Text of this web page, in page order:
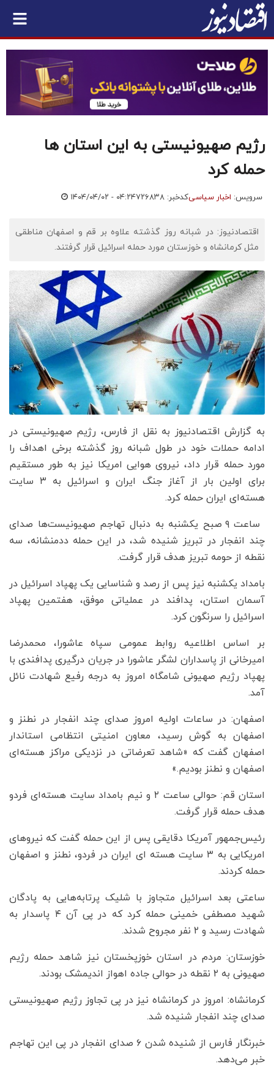
رژیم صهیونیستی به این استان ها
حمله کرد
سرویس: اخبار سیاسیکدخبر: ۷۲۶۸۳۸ ۱۴۰۴/۰۴/۰۲ - ۰۴:۲۴
اقتصادنیوز: در شبانه روز گذشته علاوه بر قم و اصفهان مناطقی
مثل کرمانشاه و خوزستان مورد حمله اسرائیل قرار گرفتند.
به گزارش اقتصادنیوز به نقل از فارس، رژیم صهیونیستی در
ادامه حملات خود در طول شبانه روز گذشته برخی اهداف را
مورد حمله قرار داد، نیروی هوایی امریکا نیز به طور مستقیم
برای اولین بار از آغاز جنگ ایران و اسرائیل به ۳ سایت
هسته‌ای ایران حمله کرد.
ساعت ۹ صبح یکشنبه به دنبال تهاجم صهیونیست‌ها صدای
چند انفجار در تبریز شنیده شد، در این حمله ددمنشانه، سه
نقطه از حومه تبریز هدف قرار گرفت.
بامداد یکشنبه نیز پس از رصد و شناسایی یک پهپاد اسرائیل در
آسمان استان، پدافند در عملیاتی موفق، هفتمین پهپاد
اسرائیل را سرنگون کرد. ‌
بر اساس اطلاعیه روابط عمومی سپاه عاشورا، محمدرضا
امیرخانی از پاسداران لشگر عاشورا در جریان درگیری پدافندی با
پهپاد رژیم صهیونی شامگاه امروز به درجه رفیع شهادت نائل
آمد.
اصفهان: در ساعات اولیه امروز صدای چند انفجار در نطنز و
اصفهان به گوش رسید، معاون امنیتی انتظامی استاندار
اصفهان گفت که «شاهد تعرضاتی در نزدیکی مراکز هسته‌ای
اصفهان و نطنز بودیم.»
استان قم: حوالی ساعت ۲ و نیم بامداد سایت هسته‌ای فردو
هدف حمله قرار گرفت.
رئیس‌جمهور آمریکا دقایقی پس از این حمله گفت که نیروهای
امریکایی به ۳ سایت هسته ای ایران در فردو، نطنز و اصفهان
حمله کردند.
ساعتی بعد اسرائیل متجاوز با شلیک پرتابه‌هایی به پادگان
شهید مصطفی خمینی حمله کرد که در پی آن ۴ پاسدار به
شهادت رسید و ۲ نفر مجروح شدند.
خوزستان: مردم در استان خوزپخستان نیز شاهد حمله رژیم
صهیونی به ۲ نقطه در حوالی جاده اهواز اندیمشک بودند.
کرمانشاه: امروز در کرمانشاه نیز در پی تجاوز رژیم صهیونیستی
صدای چند انفجار شنیده شد.
خبرنگار فارس از شنیده شدن ۶ صدای انفجار در پی این تهاجم
خبر می‌دهد.